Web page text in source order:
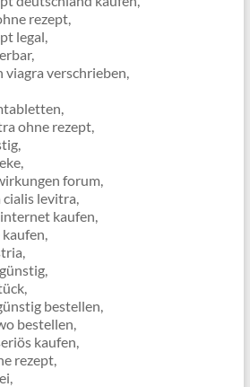
rezept,
legal,
viagra verschrieben,
ohne rezept,
forum,
levitra,
kaufen,
bestellen,
bestellen,
kaufen,
rezept,